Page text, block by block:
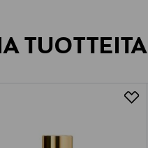
TUOTTEITA